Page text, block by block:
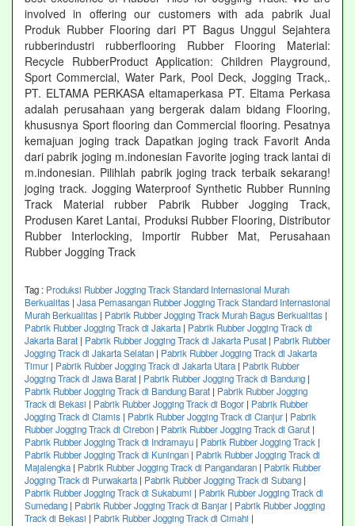
involved in offering our customers with ada pabrik Jual
Produk Rubber Flooring dari PT Bagus Unggul Sejahtera
rubberindustri rubberflooring Rubber Flooring Material:
Recycle RubberProduct Application: Children Playground,
Sport Commercial, Water Park, Pool Deck, Jogging Track,.
PT. ELTAMA PERKASA eltamaperkasa PT. Eltama Perkasa
adalah perusahaan yang bergerak dalam bidang Flooring,
khususnya Sport flooring dan Commercial flooring. Pesatnya
kemajuan joging track Dapatkan joging track Favorit Anda
dari pabrik joging m.indonesian Favorite joging track lantai di
m.indonesian. Pilihlah pabrik joging track terbaik sekarang!
joging track. Jogging Waterproof Synthetic Rubber Running
Track Material rubber Pabrik Rubber Jogging Track,
Produsen Karet Lantai, Produksi Rubber Flooring, Distributor
Rubber Interlocking, Importir Rubber Mat, Perusahaan
Rubber Jogging Track
Tag : Produksi Rubber Jogging Track Standard Internasional Murah
Berkualitas | Jasa Pemasangan Rubber Jogging Track Standard Internasional
Murah Berkualitas | Pabrik Rubber Jogging Track Murah Bagus Berkualitas |
Pabrik Rubber Jogging Track di Jakarta| Pabrik Rubber Jogging Track di
Jakarta Barat | Pabrik Rubber Jogging Track di Jakarta Pusat | Pabrik Rubber
Jogging Track di Jakarta Selatan | Pabrik Rubber Jogging Track di Jakarta
Timur | Pabrik Rubber Jogging Track di Jakarta Utara| Pabrik Rubber
Jogging Track di Jawa Barat | Pabrik Rubber Jogging Track di Bandung |
Pabrik Rubber Jogging Track di Bandung Barat | Pabrik Rubber Jogging
Track di Bekasi | Pabrik Rubber Jogging Track di Bogor | Pabrik Rubber
Jogging Track di Ciamis | Pabrik Rubber Jogging Track di Cianjur | Pabrik
Rubber Jogging Track di Cirebon | Pabrik Rubber Jogging Track di Garut |
Pabrik Rubber Jogging Track di Indramayu | Pabrik Rubber Jogging Track |
Pabrik Rubber Jogging Track di Kuningan | Pabrik Rubber Jogging Track di
Majalengka| Pabrik Rubber Jogging Track di Pangandaran | Pabrik Rubber
Jogging Track di Purwakarta| Pabrik Rubber Jogging Track di Subang |
Pabrik Rubber Jogging Track di Sukabumi | Pabrik Rubber Jogging Track di
Sumedang | Pabrik Rubber Jogging Track di Banjar | Pabrik Rubber Jogging
Track di Bekasi | Pabrik Rubber Jogging Track di Cimahi |